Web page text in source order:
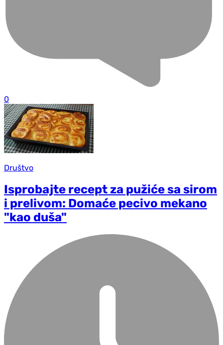
0
Društvo
Isprobajte recept za pužiće sa sirom
i prelivom: Domaće pecivo mekano
"kao duša"